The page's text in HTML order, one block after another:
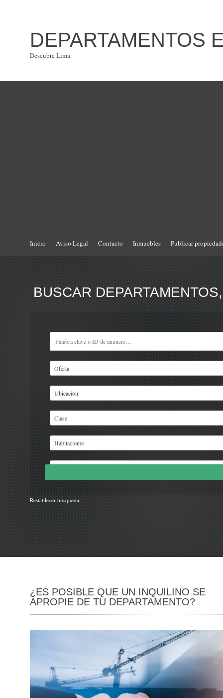
DEPARTAMENTOS
Descubre Lima
Inicio Aviso Legal Contacto Inmuebles Publicar
BUSCAR
Restablecer búsqueda
¿ES POSIBLE QUE UN INQUILINO SE
APROPIE DE TU DEPARTAMENTO?